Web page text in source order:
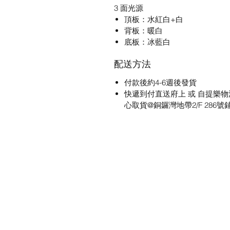
3 面光源
頂板：水紅白+白
背板：暖白
底板：冰藍白
配送方法
付款後約4-6週後發貨
快遞到付直送府上 或 自提樂
心取貨@銅鑼灣地帶2/F 286號